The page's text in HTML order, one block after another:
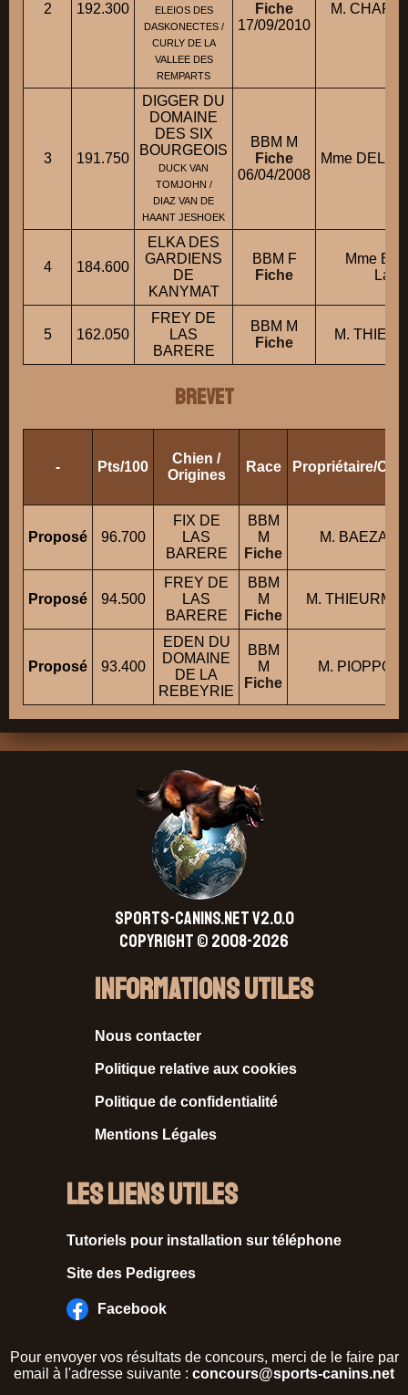
2 192.300
ELEIOS DES
DASKONECTES /
CURLY DE LA
VALLEE DES
REMPARTS
Fiche
17/09/2010
M.
3 191.750
DIGGER DU
DOMAINE
DES SIX
BOURGEOIS
DUCK VAN
TOMJOHN /
DIAZ VAN DE
HAANT JESHOEK
BBM M
Fiche
06/04/2008
Mme
4 184.600
ELKA DES
GARDIENS
DE
KANYMAT
BBM F
Fiche
Mme
5 162.050
FREY DE
LAS
BARERE
BBM M
Fiche
M.
BREVET
- Pts/100
Chien /
Origines
Race Propriétaire/
Proposé 96.700
FIX DE
LAS
BARERE
BBM
M
Fiche
M. BAEZA
Proposé 94.500
FREY DE
LAS
BARERE
BBM
M
Fiche
M.
Proposé 93.400
EDEN DU
DOMAINE
DE LA
REBEYRIE
BBM
M
Fiche
M. PIOPPO
SPORTS-CANINS.NET V2.0.0
Copyright © 2008-2026
Informations Utiles
Nous contacter
Politique relative aux cookies
Politique de confidentialité
Mentions Légales
Les liens utiles
Tutoriels pour installation sur téléphone
Site des Pedigrees
Facebook
Pour envoyer vos résultats de concours, merci de le faire par
email à l'adresse suivante : concours@sports-canins.net